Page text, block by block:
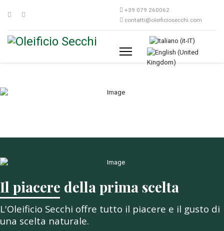
+39 079 260062
contatti@oleificiosecchi.com
Seleziona la tua lingua
Il piacere della prima scelta
L'Oleificio Secchi offre tutto il piacere e il gusto di
una scelta naturale.